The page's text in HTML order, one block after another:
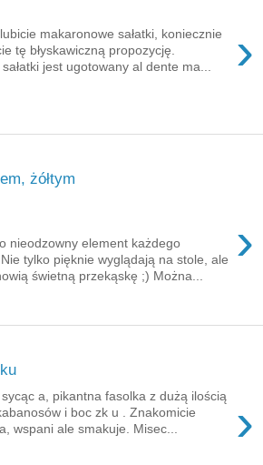
›
makaronowe sałatki, koniecznie
tę błyskawiczną propozycję.
jest ugotowany al dente ma...
żółtym
›
nieodzowny element każdego
tylko pięknie wyglądają na stole, ale
świetną przekąskę ;) Można...
›
a, pikantna fasolka z dużą ilością
i boc zk u . Znakomicie
wspani ale smakuje. Misec...